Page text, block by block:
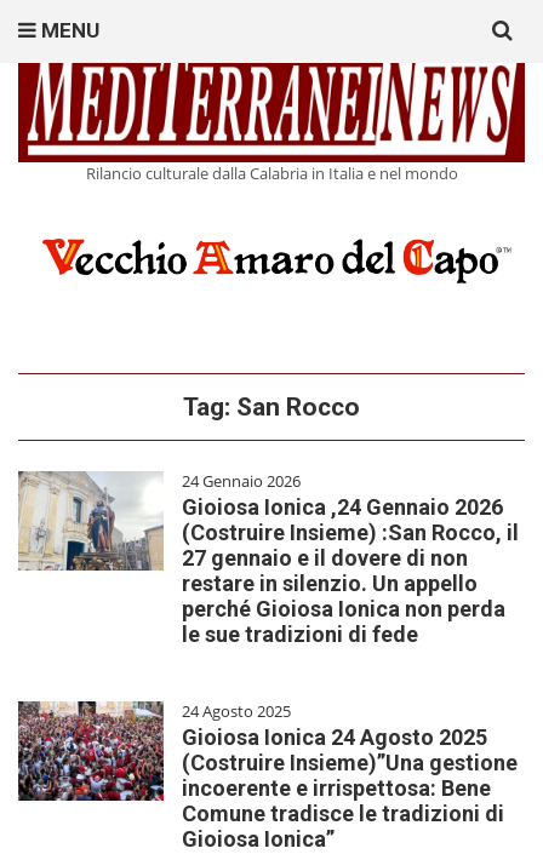
Rilancio culturale dalla Calabria in Italia e nel mondo
MENU
for:
Tag: San Rocco
24 Gennaio 2026
Gioiosa Ionica ,24 Gennaio 2026
(Costruire Insieme) :San Rocco, il
27 gennaio e il dovere di non
restare in silenzio. Un appello
perché Gioiosa Ionica non perda
le sue tradizioni di fede
24 Agosto 2025
Gioiosa Ionica 24 Agosto 2025
(Costruire Insieme)”Una gestione
incoerente e irrispettosa: Bene
Comune tradisce le tradizioni di
Gioiosa Ionica”